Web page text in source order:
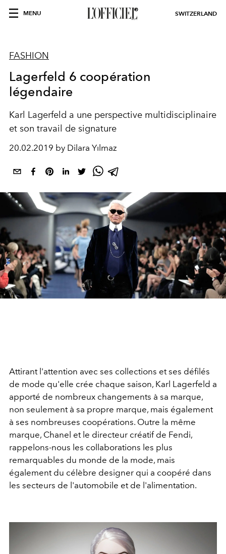
MENU SWITZERLAND
FASHION
Lagerfeld 6 coopération
légendaire
Karl Lagerfeld a une perspective multidisciplinaire
et son travail de signature
20.02.2019 by Dilara Yılmaz
Attirant l'attention avec ses collections et ses défilés
de mode qu'elle crée chaque saison, Karl Lagerfeld a
apporté de nombreux changements à sa marque,
non seulement à sa propre marque, mais également
à ses nombreuses coopérations. Outre la même
marque, Chanel et le directeur créatif de Fendi,
rappelons-nous les collaborations les plus
remarquables du monde de la mode, mais
également du célèbre designer qui a coopéré dans
les secteurs de l'automobile et de l'alimentation.